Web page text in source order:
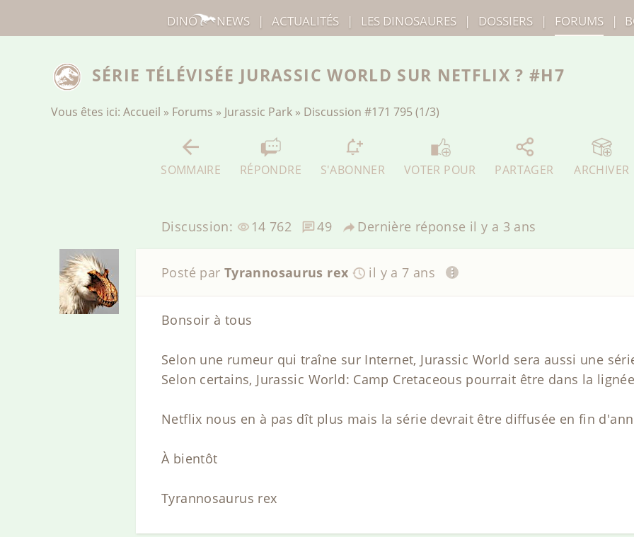
SÉRIE TÉLÉVISÉE JURASSIC WORLD SUR NETFLIX ? #H7
Vous êtes ici: Accueil » Forums » Jurassic Park » Discussion #171 795 (1/3)
SOMMAIRE RÉPONDRE S'ABONNER VOTER POUR PARTAGER ARCHIVER
Discussion: 14 762 49 Dernière réponse il y a 3 ans
Posté par Tyrannosaurus rex il y a 7 ans
Bonsoir à tous
Selon une rumeur qui traîne sur Internet, Jurassic World sera aussi une
Selon certains, Jurassic World: Camp Cretaceous pourrait être dans la
Netflix nous en à pas dît plus mais la série devrait être diffusée en fin
À bientôt
Tyrannosaurus rex
DINO NEWS | ACTUALITÉS | LES DINOSAURES | DOSSIERS | FORUMS |